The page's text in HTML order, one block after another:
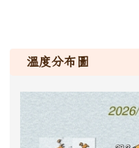
溫度分布圖